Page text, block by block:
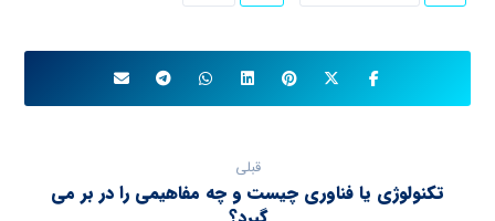
قبلی
تکنولوژی یا فناوری چیست و چه مفاهیمی را در بر می